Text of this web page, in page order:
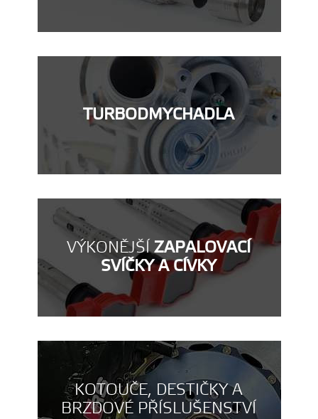
TURBODMYCHADLA
VÝKONĚJŠÍZAPALOVACÍ
SVÍČKY A CÍVKY
KOTOUČE, DESTIČKY A
BRZDOVÉ PŘÍSLUŠENSTVÍ